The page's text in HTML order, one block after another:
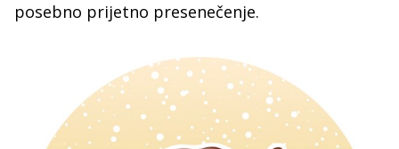
posebno prijetno presenečenje.